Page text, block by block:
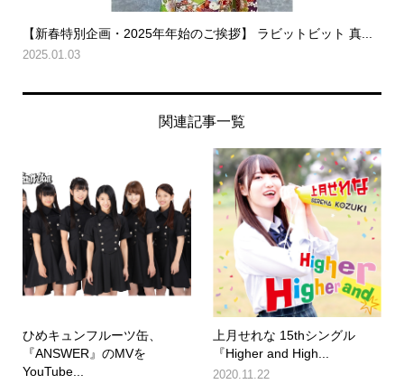
【新春特別企画・2025年年始のご挨拶】 ラビットビット 真...
2025.01.03
関連記事一覧
ひめキュンフルーツ缶、
『ANSWER』のMVを
YouTube...
上月せれな 15thシングル
『Higher and High...
2020.11.22